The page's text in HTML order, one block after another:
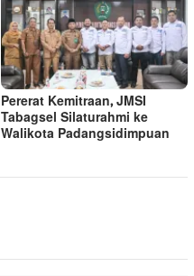
Pererat Kemitraan, JMSI
Tabagsel Silaturahmi ke
Walikota Padangsidimpuan